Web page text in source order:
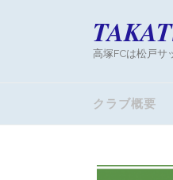
高塚FCは松戸サ
クラブ概要